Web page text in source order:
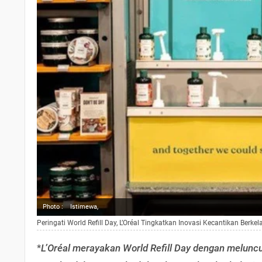
Photo : Istimewa,
Peringati World Refill Day, L’Oréal Tingkatkan Inovasi Kecantikan
*L’Oréal merayakan World Refill Day dengan